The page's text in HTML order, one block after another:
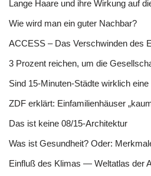
Lange Haare und ihre Wirkung auf
Wie wird man ein guter Nachbar?
ACCESS – Das Verschwinden des
3 Prozent reichen, um die
Sind 15-Minuten-Städte wirklich
ZDF erklärt: Einfamilienhäuser
Das ist keine 08/15-Architektur
Was ist Gesundheit? Oder:
Einfluß des Klimas — Weltatlas der